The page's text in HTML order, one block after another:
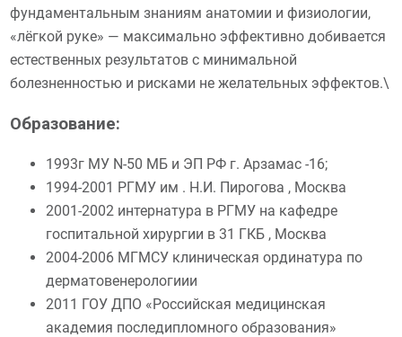
фундаментальным знаниям анатомии и физиологии,
«лёгкой руке» — максимально эффективно добивается
естественных результатов с минимальной
болезненностью и рисками не желательных эффектов.\
Образование:
1993г МУ N-50 МБ и ЭП РФ г. Арзамас -16;
1994-2001 РГМУ им . Н.И. Пирогова , Москва
2001-2002 интернатура в РГМУ на кафедре
госпитальной хирургии в 31 ГКБ , Москва
2004-2006 МГМСУ клиническая ординатура по
дерматовенерологиии
2011 ГОУ ДПО «Российская медицинская
академия последипломного образования»